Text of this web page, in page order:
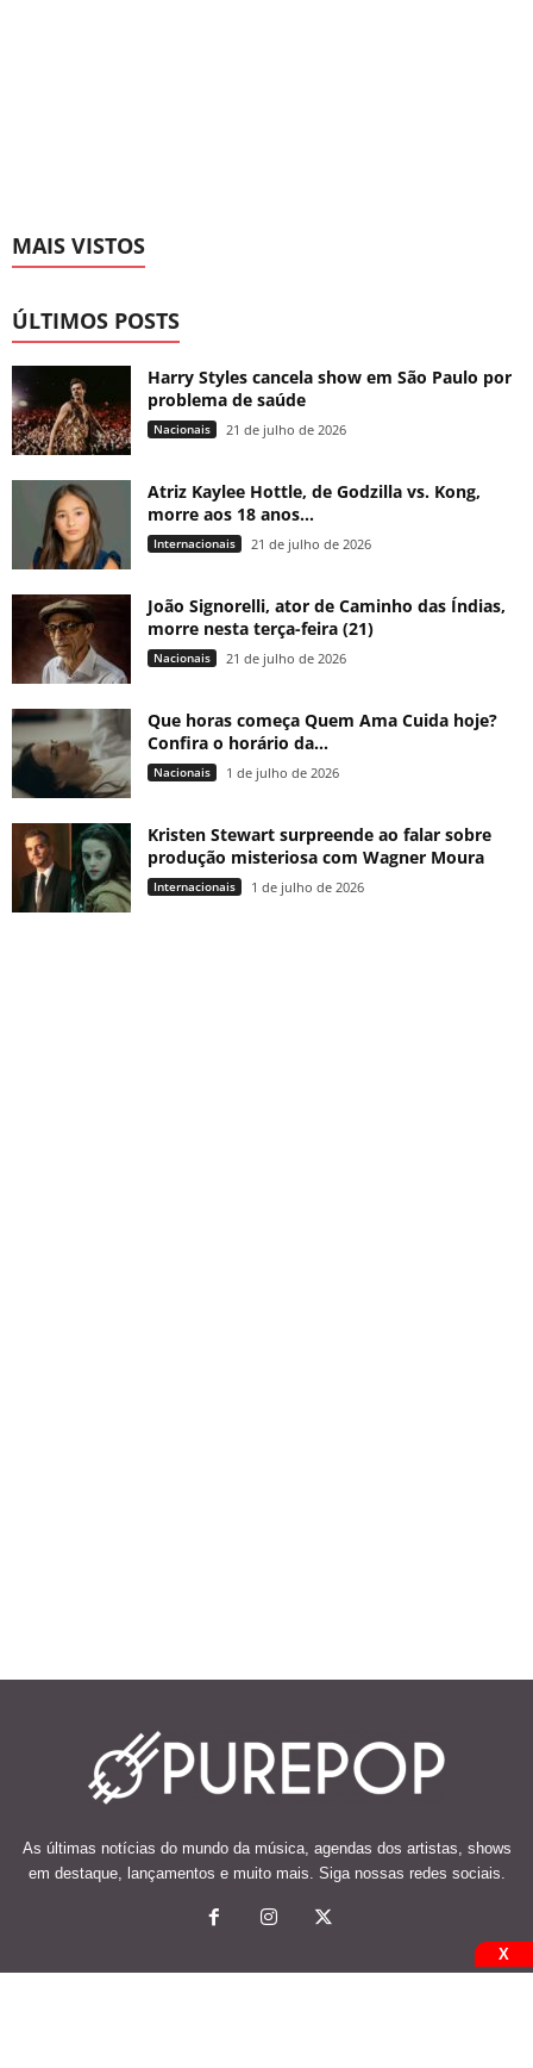
MAIS VISTOS
ÚLTIMOS POSTS
Harry Styles cancela show em São Paulo por
problema de saúde
Nacionais 21 de julho de 2026
Atriz Kaylee Hottle, de Godzilla vs. Kong,
morre aos 18 anos...
Internacionais 21 de julho de 2026
João Signorelli, ator de Caminho das Índias,
morre nesta terça-feira (21)
Nacionais 21 de julho de 2026
Que horas começa Quem Ama Cuida hoje?
Confira o horário da...
Nacionais 1 de julho de 2026
Kristen Stewart surpreende ao falar sobre
produção misteriosa com Wagner Moura
Internacionais 1 de julho de 2026
As últimas notícias do mundo da música, agendas dos artistas, shows
em destaque, lançamentos e muito mais. Siga nossas redes sociais.
X